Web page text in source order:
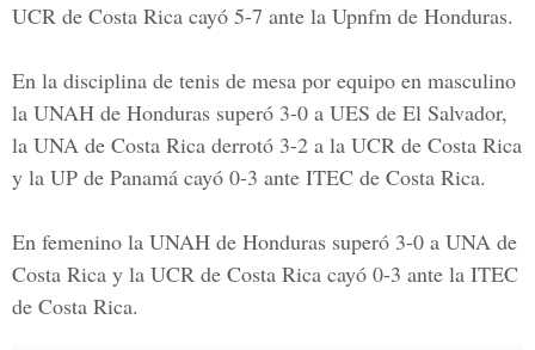
UCR de Costa Rica cayó 5-7 ante la Upnfm de Honduras.
En la disciplina de tenis de mesa por equipo en masculino
la UNAH de Honduras superó 3-0 a UES de El Salvador,
la UNA de Costa Rica derrotó 3-2 a la UCR de Costa Rica
y la UP de Panamá cayó 0-3 ante ITEC de Costa Rica.
En femenino la UNAH de Honduras superó 3-0 a UNA de
Costa Rica y la UCR de Costa Rica cayó 0-3 ante la ITEC
de Costa Rica.